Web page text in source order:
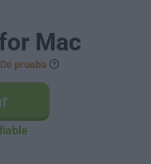
Mac
De prueba